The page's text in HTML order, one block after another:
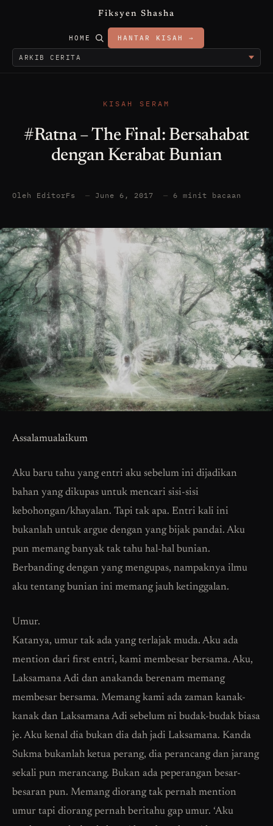
Fiksyen Shasha
HOME HANTAR KISAH →
KISAH SERAM
#Ratna – The Final: Bersahabat
dengan Kerabat Bunian
Oleh EditorFs — June 6, 2017 — 6 minit bacaan
Assalamualaikum
Aku baru tahu yang entri aku sebelum ini dijadikan
bahan yang dikupas untuk mencari sisi-sisi
kebohongan/khayalan. Tapi tak apa. Entri kali ini
bukanlah untuk argue dengan yang bijak pandai. Aku
pun memang banyak tak tahu hal-hal bunian.
Berbanding dengan yang mengupas, nampaknya ilmu
aku tentang bunian ini memang jauh ketinggalan.
Umur.
Katanya, umur tak ada yang terlajak muda. Aku ada
mention dari first entri, kami membesar bersama. Aku,
Laksamana Adi dan anakanda berenam memang
membesar bersama. Memang kami ada zaman kanak-
kanak dan Laksamana Adi sebelum ni budak-budak biasa
je. Aku kenal dia bukan dia dah jadi Laksamana. Kanda
Sukma bukanlah ketua perang, dia perancang dan jarang
sekali pun merancang. Bukan ada peperangan besar-
besaran pun. Memang diorang tak pernah mention
umur tapi diorang pernah beritahu gap umur. ‘Aku